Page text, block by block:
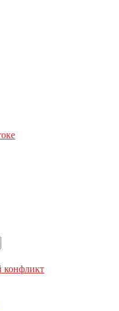
конфликт